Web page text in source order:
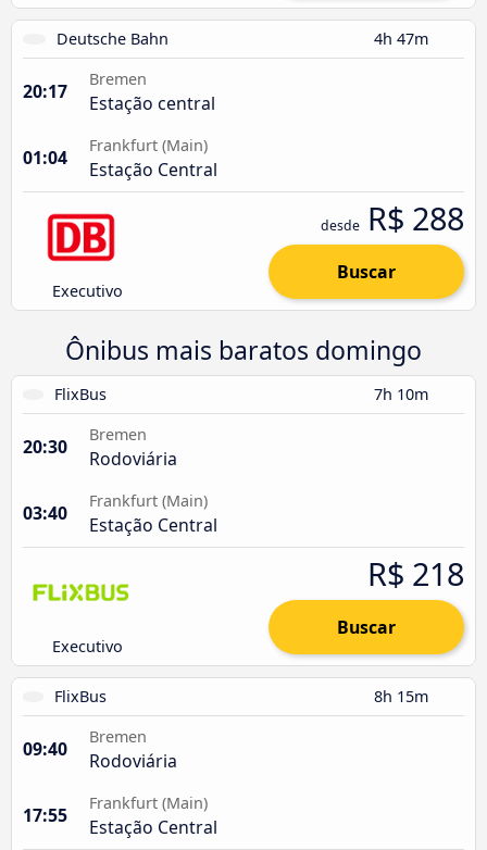
Deutsche Bahn 4h 47m
20:17
Bremen
Estação central
01:04
Frankfurt (Main)
Estação Central
Executivo
desde R$ 288
Buscar
Ônibus mais baratos domingo
FlixBus 7h 10m
20:30
Bremen
Rodoviária
03:40
Frankfurt (Main)
Estação Central
Executivo
R$ 218
Buscar
FlixBus 8h 15m
09:40
Bremen
Rodoviária
17:55
Frankfurt (Main)
Estação Central